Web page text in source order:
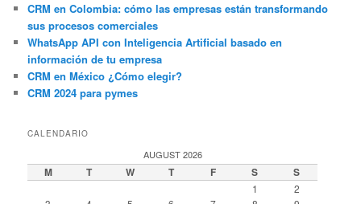
CRM en Colombia: cómo las empresas están transformando
sus procesos comerciales
WhatsApp API con Inteligencia Artificial basado en
información de tu empresa
CRM en México ¿Cómo elegir?
CRM 2024 para pymes
CALENDARIO
AUGUST 2026
M T W T F S S
1
2